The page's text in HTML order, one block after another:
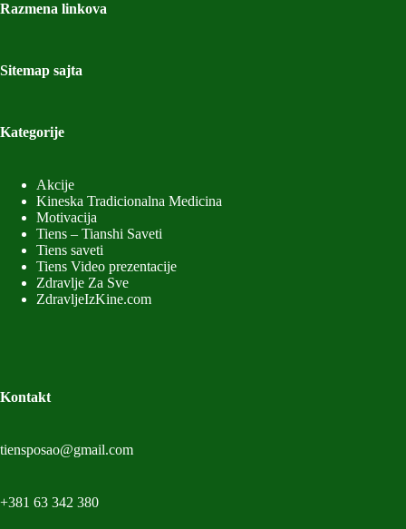
Razmena linkova
Sitemap sajta
Kategorije
Akcije
Kineska Tradicionalna Medicina
Motivacija
Tiens – Tianshi Saveti
Tiens saveti
Tiens Video prezentacije
Zdravlje Za Sve
ZdravljeIzKine.com
Kontakt
tiensposao@gmail.com
+381 63 342 380